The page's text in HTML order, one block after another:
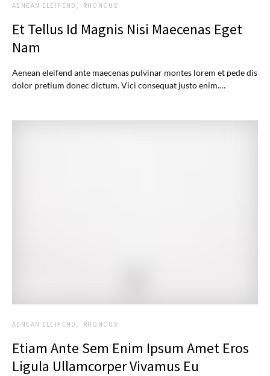
AENEAN ELEIFEND RHONCUS
Et Tellus Id Magnis Nisi Maecenas Eget
Nam
Aenean eleifend ante maecenas pulvinar montes lorem et pede dis
dolor pretium donec dictum. Vici consequat justo enim.…
AENEAN ELEIFEND RHONCUS
Etiam Ante Sem Enim Ipsum Amet Eros
Ligula Ullamcorper Vivamus Eu